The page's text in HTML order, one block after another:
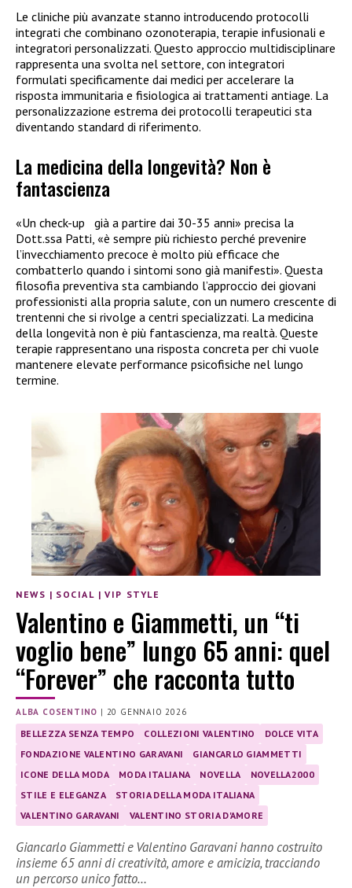
Le cliniche più avanzate stanno introducendo protocolli
integrati che combinano ozonoterapia, terapie infusionali e
integratori personalizzati. Questo approccio multidisciplinare
rappresenta una svolta nel settore, con integratori
formulati specificamente dai medici per accelerare la
risposta immunitaria e fisiologica ai trattamenti antiage. La
personalizzazione estrema dei protocolli terapeutici sta
diventando standard di riferimento.
La medicina della longevità? Non è
fantascienza
«Un check-up già a partire dai 30-35 anni» precisa la
Dott.ssa Patti, «è sempre più richiesto perché prevenire
l’invecchiamento precoce è molto più efficace che
combatterlo quando i sintomi sono già manifesti». Questa
filosofia preventiva sta cambiando l’approccio dei giovani
professionisti alla propria salute, con un numero crescente di
trentenni che si rivolge a centri specializzati. La medicina
della longevità non è più fantascienza, ma realtà. Queste
terapie rappresentano una risposta concreta per chi vuole
mantenere elevate performance psicofisiche nel lungo
termine.
NEWS | SOCIAL |VIP STYLE
Valentino e Giammetti, un “ti
voglio bene” lungo 65 anni: quel
“Forever” che racconta tutto
ALBA COSENTINO | 20 GENNAIO 2026
BELLEZZA SENZA TEMPO COLLEZIONI VALENTINO
DOLCE VITA
FONDAZIONE VALENTINO GARAVANI
GIANCARLO GIAMMETTI
ICONE DELLA MODA
MODA ITALIANA NOVELLA
NOVELLA2000
STILE E ELEGANZA
STORIA DELLA MODA ITALIANA
VALENTINO GARAVANI
VALENTINO STORIA D'AMORE
Giancarlo Giammetti e Valentino Garavani hanno costruito
insieme 65 anni di creatività, amore e amicizia, tracciando
un percorso unico fatto…